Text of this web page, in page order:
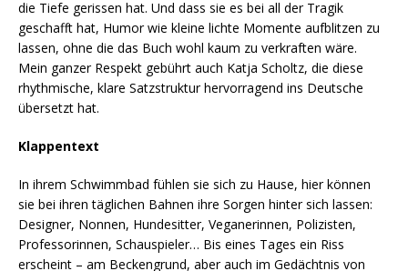
die Tiefe gerissen hat. Und dass sie es bei all der Tragik
geschafft hat, Humor wie kleine lichte Momente aufblitzen zu
lassen, ohne die das Buch wohl kaum zu verkraften wäre.
Mein ganzer Respekt gebührt auch Katja Scholtz, die diese
rhythmische, klare Satzstruktur hervorragend ins Deutsche
übersetzt hat.
Klappentext
In ihrem Schwimmbad fühlen sie sich zu Hause, hier können
sie bei ihren täglichen Bahnen ihre Sorgen hinter sich lassen:
Designer, Nonnen, Hundesitter, Veganerinnen, Polizisten,
Professorinnen, Schauspieler… Bis eines Tages ein Riss
erscheint – am Beckengrund, aber auch im Gedächtnis von